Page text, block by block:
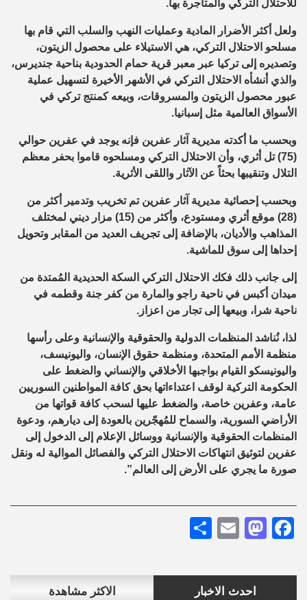
احدث الاخبار الاكثر مشاهدة
للاحتلال التركي والمتاجرة بها.
ولعل أكثر الأضرار المادية وعمليات النهب والسلب التي قام بها
مسلحو الاحتلال التركي، هي الاستيلاء على محصول الزيتون،
وتصديره إلى تركيا عبر معبر قرية حمام الحدودية بناحية جنديرس،
والذي أنشأه الاحتلال التركي في الأشهر الأخيرة لتسهيل عملية
عبور محصول الزيتون والمسروقات، وبيعه كمنتج تركي في
الأسواق العالمية مثل إسبانيا.
وبحسب ما أكدته مديرية آثار عفرين فإنه يوجد في عفرين حوالي
(75) تل أثري، وأن الاحتلال التركي ومسلحوه قاموا بحفر معظم
التلال وتنقيبها بحثاً عن الآثار واللقى الأثرية.
وبحسب إحصائية مديرية آثار عفرين تم تخريب وتدمير أكثر من
(28) موقع أثري ومستودع، وأكثر من (15) مزار ديني لمختلف
المذاهب والأديان، بالإضافة إلى تجريف العديد من المقابر وتحويل
إحداها إلى سوق للماشية.
إلى جانب ذلك فكك الاحتلال التركي السكة الحديدية المُمتدة من
ميدان أكبس في ناحية راجو والمارة من كفر جنة وقطمه في
ناحية شرا، وبيعها إلى تجار من اعزاز.
لذا، نُناشد المنظمات الدولية والحقوقية والإنسانية وعلى رأسها
منظمة الأمم المتحدة، ومنظمة حقوق الإنسان، واليونيسف،
واليونيسكو القيام بواجبها الأخلاقي والإنساني والضغط على
الحكومة التركية لوقف اعتداءاتها بحق كافة المواطنين السوريين
عامة، وعفرين خاصة، والضغط عليها لسحب كافة قواتها من
الأراضي السورية، والسماح للمُهجّرين بالعودة إلى ديارهم، ودعوة
المنظمات الحقوقية والإنسانية ووسائل الإعلام إلى الدخول إلى
عفرين لتوثيق انتهاكات الاحتلال التركي والفصائل الموالية له ونقل
صورة ما يجري على الأرض إلى العالم”.
Facebook
Mastodon
Email